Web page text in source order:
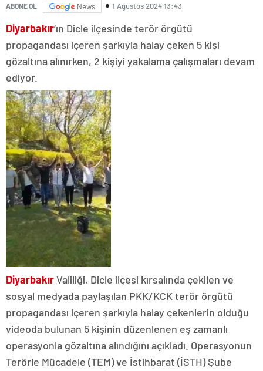
ABONE OL News 1 Ağustos 2024 13:43
Diyarbakır‘ın Dicle ilçesinde terör örgütü
propagandası içeren şarkıyla halay çeken 5 kişi
gözaltına alınırken, 2 kişiyi yakalama çalışmaları devam
ediyor.
DiyarbakırValiliği, Dicle ilçesi kırsalında çekilen ve
sosyal medyada paylaşılan PKK/KCK terör örgütü
propagandası içeren şarkıyla halay çekenlerin olduğu
videoda bulunan 5 kişinin düzenlenen eş zamanlı
operasyonla gözaltına alındığını açıkladı. Operasyonun
Terörle Mücadele (TEM) ve İstihbarat (İSTH) Şube